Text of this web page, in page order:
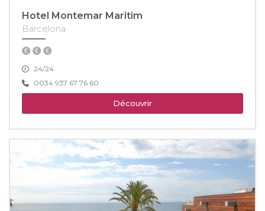
Hotel Montemar Maritim
Barcelona
24/24
0034 937 67 76 60
Découvrir